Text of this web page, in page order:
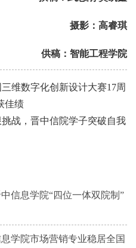
摄影：高睿琪
供稿：智能工程学院
维数字化创新设计大赛17周
佳绩
战，晋中信院学子突破自我
信息学院“四位一体双院制”
学院市场营销专业稳居全国